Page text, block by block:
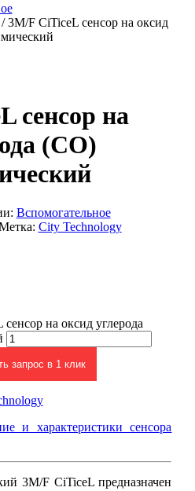
3M/F CiTiceL сенсор на оксид
сенсор на
(CO)
Вспомогательное
City Technology
на оксид углерода
запрос в 1 клик
и характеристики сенсора
3M/F CiTiceL предназначен